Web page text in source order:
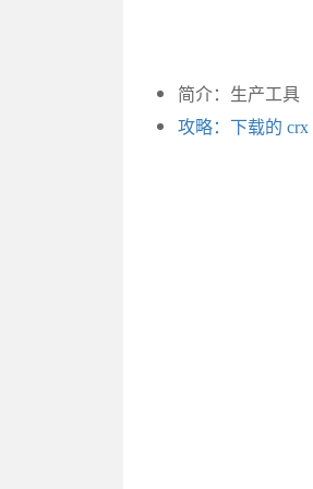
简介：生产工具
攻略：下载的